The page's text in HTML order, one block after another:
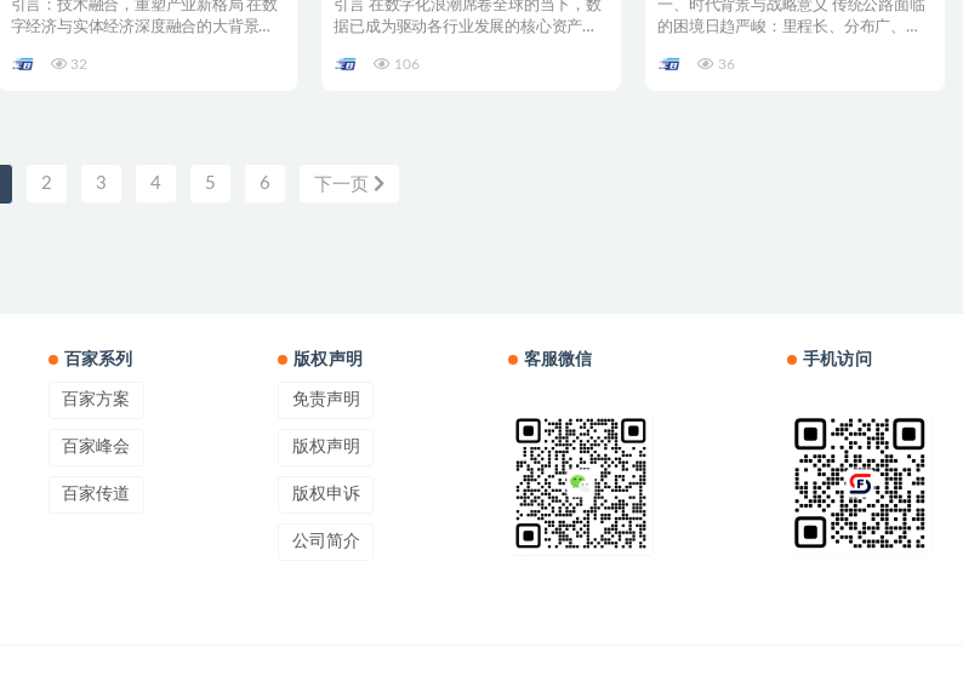
引言：技术融合，重塑产业新格局 在数
字经济与实体经济深度融合的大背景
32
引言 在数字化浪潮席卷全球的当下，数
据已成为驱动各行业发展的核心资产。
106
一、时代背景与战略意义 传统公路面临
的困境日趋严峻：里程长、分布广、决
36
2 3 4 5 6 下一页
百家系列
百家方案
百家峰会
百家传道
版权声明
免责声明
版权声明
版权申诉
公司简介
客服微信 手机访问